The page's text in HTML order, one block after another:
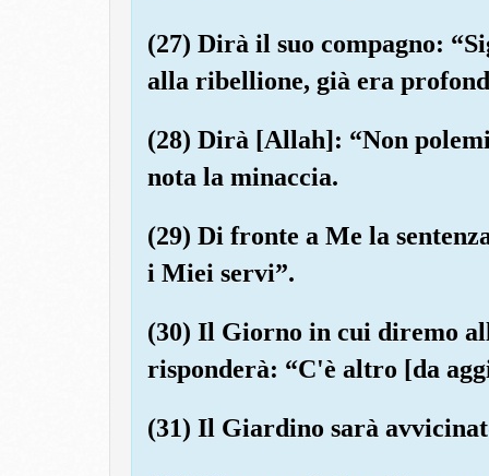
(27) Dirà il suo compagno:
alla ribellione, già era
(28) Dirà [Allah]: “Non
nota la minaccia.
(29) Di fronte a Me la
i Miei servi”.
(30) Il Giorno in cui diremo
risponderà: “C'è altro [da
(31) Il Giardino sarà